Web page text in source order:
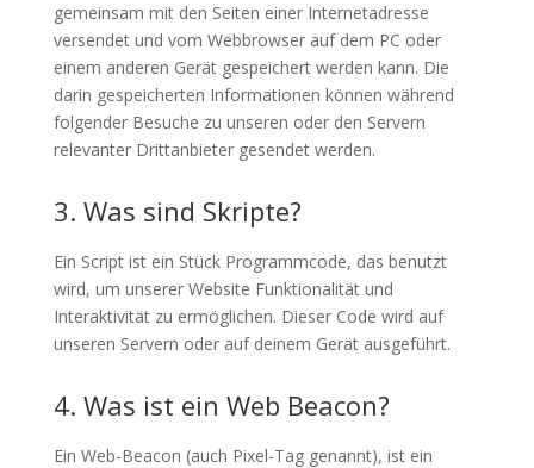
gemeinsam mit den Seiten einer Internetadresse
versendet und vom Webbrowser auf dem PC oder
einem anderen Gerät gespeichert werden kann. Die
darin gespeicherten Informationen können während
folgender Besuche zu unseren oder den Servern
relevanter Drittanbieter gesendet werden.
3. Was sind Skripte?
Ein Script ist ein Stück Programmcode, das benutzt
wird, um unserer Website Funktionalität und
Interaktivität zu ermöglichen. Dieser Code wird auf
unseren Servern oder auf deinem Gerät ausgeführt.
4. Was ist ein Web Beacon?
Ein Web-Beacon (auch Pixel-Tag genannt), ist ein